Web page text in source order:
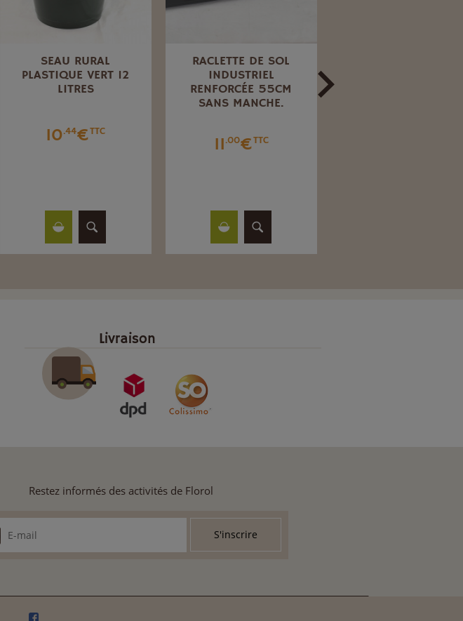
SEAU RURAL
PLASTIQUE VERT 12
LITRES
10.44€TTC
RACLETTE DE SOL
INDUSTRIEL
RENFORCÉE 55CM
SANS MANCHE.
11.00€TTC
Livraison
Restez informés des activités de Florol